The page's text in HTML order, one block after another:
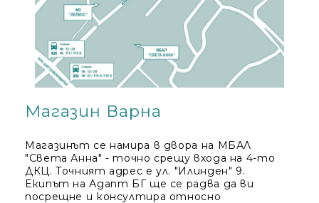
Магазин Варна
Магазинът се намира в двора на МБАЛ
"Света Анна" - точно срещу входа на 4-то
ДКЦ. Точният адрес е ул. "Илинден" 9.
Екипът на Адапт БГ ще се радва да ви
посрещне и консултира относно